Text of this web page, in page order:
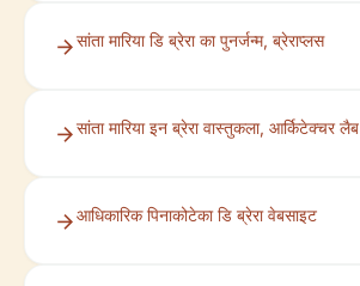
सांता मारिया डि ब्रेरा का पुनर्जन्म, ब्रेराप्लस
सांता मारिया इन ब्रेरा वास्तुकला, आर्किटेक्चर लैब
आधिकारिक पिनाकोटेका डि ब्रेरा वेबसाइट